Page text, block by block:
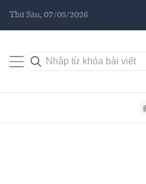
Thứ Sáu, 07/08/2026